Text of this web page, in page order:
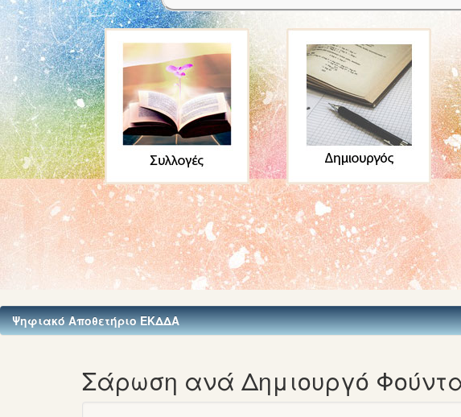
Ψηφιακό Αποθετήριο ΕΚΔΔΑ
Σάρωση ανά Δημιουργό